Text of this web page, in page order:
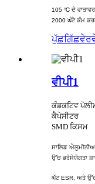
105 ℃ ਦੇ
2000 ਘੰਟੇ ਕੰਮ
ਪੁੱਛਗਿੱਛ
ਵੀਪੀ1
ਕੰਡਕਟਿਵ
ਕੈਪੇਸੀਟਰ
SMD ਕਿਸਮ
ਸਾਲਿਡ
ਉੱਚ ਭਰੋਸੇਯੋਗਤਾ
ਘੱਟ ESR, ਅਤੇ ਉੱਚ